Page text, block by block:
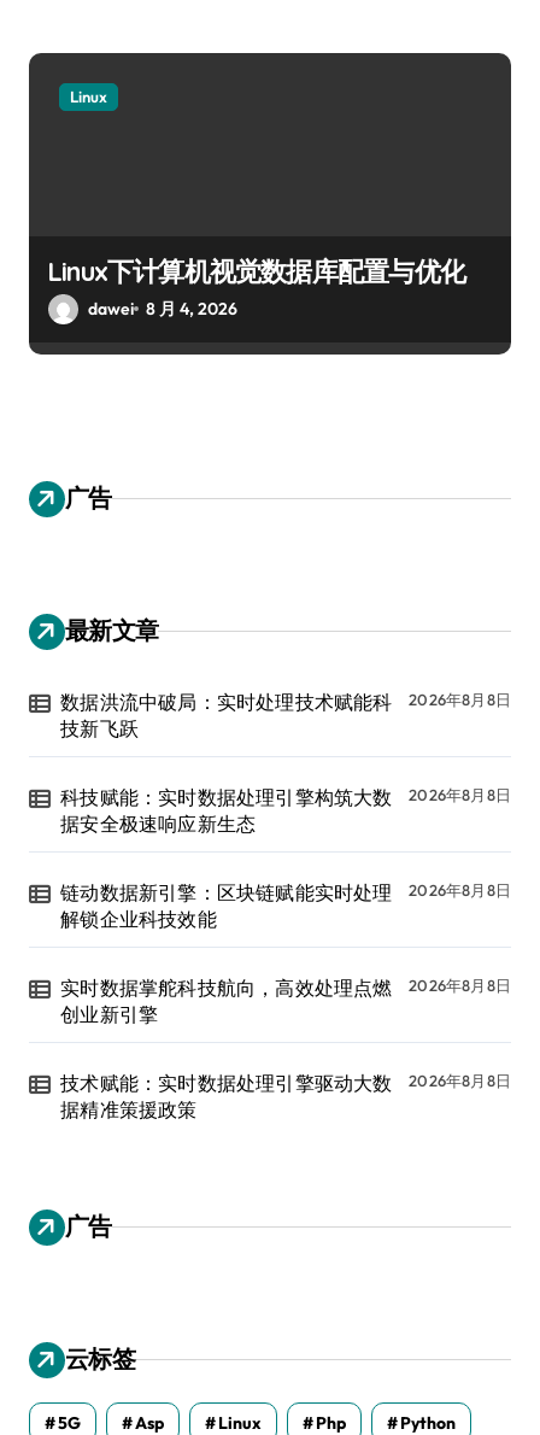
Linux
Linux下计算机视觉数据库配置与优化
dawei 8 月 4, 2026
广告
最新文章
数据洪流中破局：实时处理技术赋能科
技新飞跃
2026年8月8日
科技赋能：实时数据处理引擎构筑大数
据安全极速响应新生态
2026年8月8日
链动数据新引擎：区块链赋能实时处理
解锁企业科技效能
2026年8月8日
实时数据掌舵科技航向，高效处理点燃
创业新引擎
2026年8月8日
技术赋能：实时数据处理引擎驱动大数
据精准策援政策
2026年8月8日
广告
云标签
5G Asp Linux Php Python